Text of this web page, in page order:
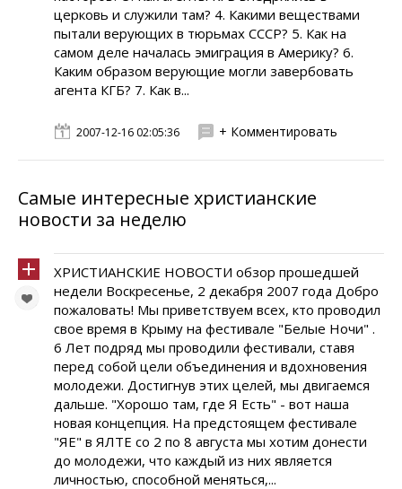
церковь и служили там? 4. Какими веществами
пытали верующих в тюрьмах СССР? 5. Как на
самом деле началась эмиграция в Америку? 6.
Каким образом верующие могли завербовать
агента КГБ? 7. Как в...
2007-12-16 02:05:36 + Комментировать
Самые интересные христианские
новости за неделю
ХРИСТИАНСКИЕ НОВОСТИ обзор прошедшей
недели Воскресенье, 2 декабря 2007 года Добро
пожаловать! Мы приветствуем всех, кто проводил
свое время в Крыму на фестивале "Белые Ночи" .
6 Лет подряд мы проводили фестивали, ставя
перед собой цели объединения и вдохновения
молодежи. Достигнув этих целей, мы двигаемся
дальше. "Хорошо там, где Я Есть" - вот наша
новая концепция. На предстоящем фестивале
"ЯЕ" в ЯЛТЕ cо 2 по 8 августа мы хотим донести
до молодежи, что каждый из них является
личностью, способной меняться,...